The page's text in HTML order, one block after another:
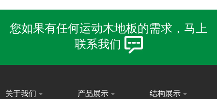
您如果有任何运动木地板的需求，马上
联系我们
关于我们 产品展示 结构展示